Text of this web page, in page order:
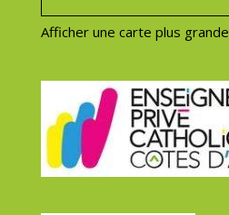
Afficher une carte plus grande